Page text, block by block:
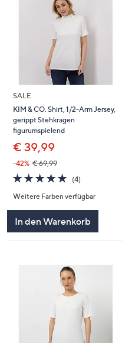
SALE
KIM & CO. Shirt, 1/2-Arm Jersey,
gerippt Stehkragen
figurumspielend
€ 39,99
-42% € 69,99
5.0
von
5
(4)4
Weitere Farben verfügbar
In den Warenkorb